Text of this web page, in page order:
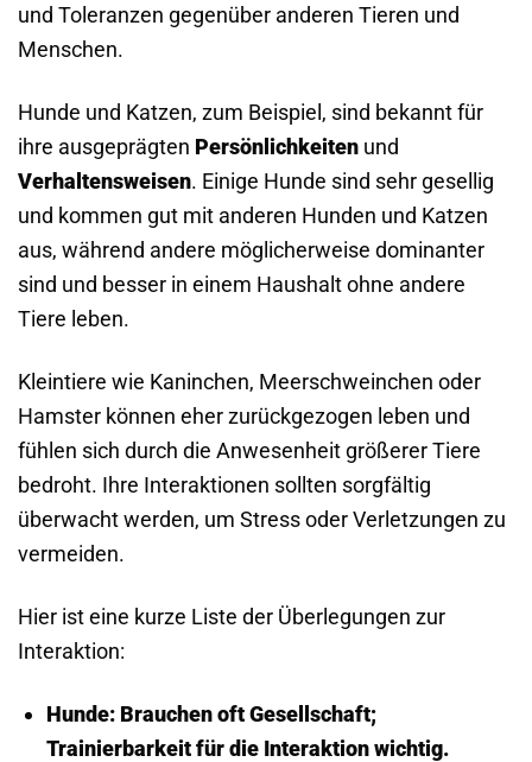
und Toleranzen gegenüber anderen Tieren und
Menschen.
Hunde und Katzen, zum Beispiel, sind bekannt für
ihre ausgeprägten Persönlichkeiten und
Verhaltensweisen. Einige Hunde sind sehr gesellig
und kommen gut mit anderen Hunden und Katzen
aus, während andere möglicherweise dominanter
sind und besser in einem Haushalt ohne andere
Tiere leben.
Kleintiere wie Kaninchen, Meerschweinchen oder
Hamster können eher zurückgezogen leben und
fühlen sich durch die Anwesenheit größerer Tiere
bedroht. Ihre Interaktionen sollten sorgfältig
überwacht werden, um Stress oder Verletzungen zu
vermeiden.
Hier ist eine kurze Liste der Überlegungen zur
Interaktion:
Hunde:Brauchen oft Gesellschaft;
Trainierbarkeit für die Interaktion wichtig.